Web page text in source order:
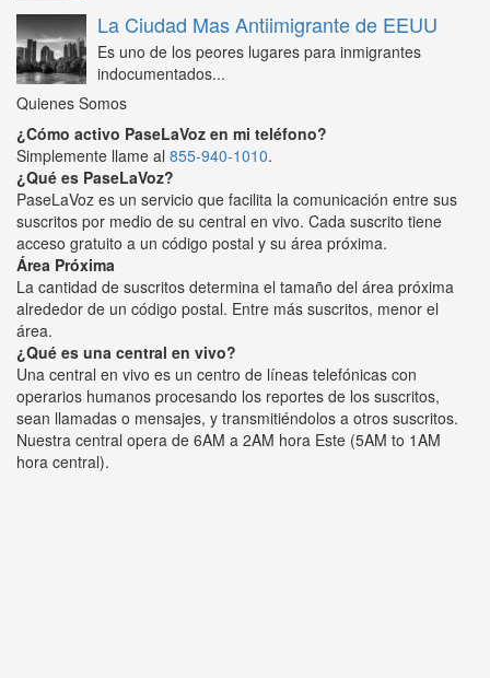
La Ciudad Mas Antiimigrante de EEUU
Es uno de los peores lugares para inmigrantes
indocumentados...
Quienes Somos
¿Cómo activo PaseLaVoz en mi teléfono?
Simplemente llame al 855-940-1010.
¿Qué es PaseLaVoz?
PaseLaVoz es un servicio que facilita la comunicación entre sus
suscritos por medio de su central en vivo. Cada suscrito tiene
acceso gratuito a un código postal y su área próxima.
Área Próxima
La cantidad de suscritos determina el tamaño del área próxima
alrededor de un código postal. Entre más suscritos, menor el
área.
¿Qué es una central en vivo?
Una central en vivo es un centro de líneas telefónicas con
operarios humanos procesando los reportes de los suscritos,
sean llamadas o mensajes, y transmitiéndolos a otros suscritos.
Nuestra central opera de 6AM a 2AM hora Este (5AM to 1AM
hora central).